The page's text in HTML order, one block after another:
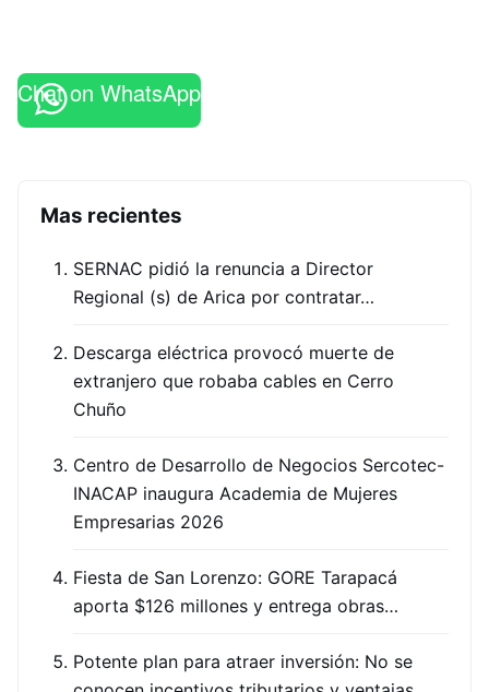
Chat on WhatsApp
Mas recientes
SERNAC pidió la renuncia a Director
Regional (s) de Arica por contratar…
Descarga eléctrica provocó muerte de
extranjero que robaba cables en Cerro
Chuño
Centro de Desarrollo de Negocios Sercotec-
INACAP inaugura Academia de Mujeres
Empresarias 2026
Fiesta de San Lorenzo: GORE Tarapacá
aporta $126 millones y entrega obras…
Potente plan para atraer inversión: No se